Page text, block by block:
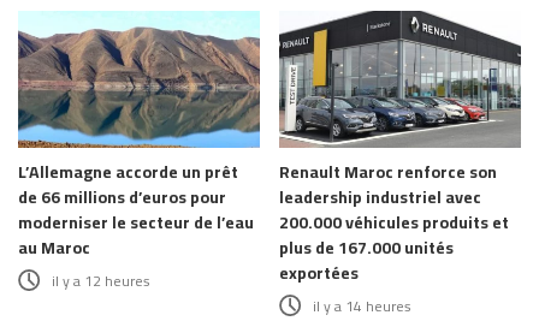
L’Allemagne accorde un prêt
de 66 millions d’euros pour
moderniser le secteur de l’eau
au Maroc
il y a 12 heures
Renault Maroc renforce son
leadership industriel avec
200.000 véhicules produits et
plus de 167.000 unités
exportées
il y a 14 heures